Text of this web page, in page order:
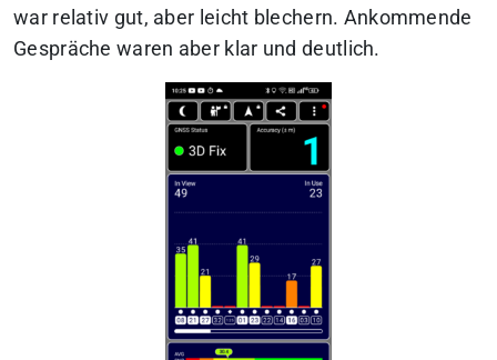
war relativ gut, aber leicht blechern. Ankommende
Gespräche waren aber klar und deutlich.